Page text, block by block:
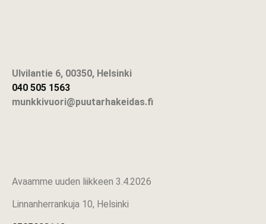
Ulvilantie 6, 00350, Helsinki
040 505 1563
munkkivuori@puutarhakeidas.fi
Avaamme uuden liikkeen 3.4.2026
Linnanherrankuja 10, Helsinki